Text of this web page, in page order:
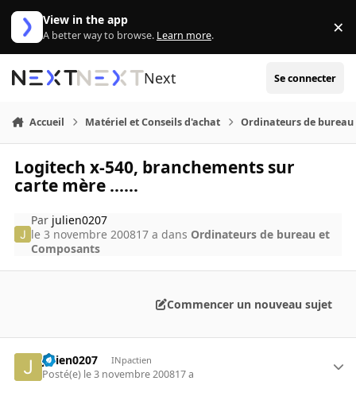
Aller au contenu
View in the app
A better way to browse. Learn more. ×
Next Se connecter
Accueil Matériel et Conseils d'achat Ordinateurs de bureau
Logitech x-540, branchements sur
carte mère ......
Par julien0207
le 3 novembre 200817 a dans Ordinateurs de bureau et
Composants
Commencer un nouveau sujet
julien0207 INpactien
Posté(e) le 3 novembre 200817 a